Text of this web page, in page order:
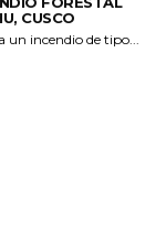
CUSCO
un incendio de tipo...